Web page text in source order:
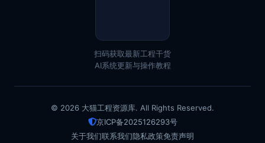
扫码获取最新工程干货
AI系统更新与操作教程
© 2026 大猫工程资源库. All Rights Reserved.
京ICP备2025126293号
关于我们联系我们隐私政策免责声明